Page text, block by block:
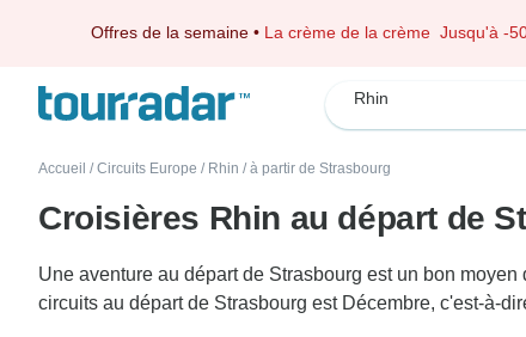
Offres de la semaine • La crème de la crème Jusqu'à -
Rhin
Accueil / Circuits Europe / Rhin / à partir de Strasbourg
Croisières Rhin au départ de
Une aventure au départ de Strasbourg est un bon
circuits au départ de Strasbourg est Décembre, c'est-à-